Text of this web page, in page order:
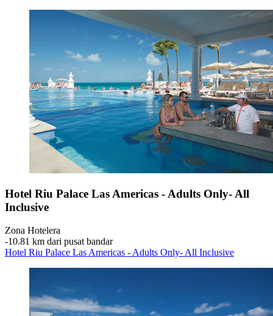
Hotel Riu Palace Las Americas - Adults Only- All
Inclusive
Zona Hotelera
‐10.81 km dari pusat bandar
Hotel Riu Palace Las Americas - Adults Only- All Inclusive